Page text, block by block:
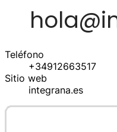
Teléfono
+34912663517
Sitio web
integrana.es